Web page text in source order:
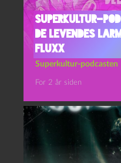
Superkultur-
De levendes
Fluxx
Superkultur-podcasten
For 2 år siden